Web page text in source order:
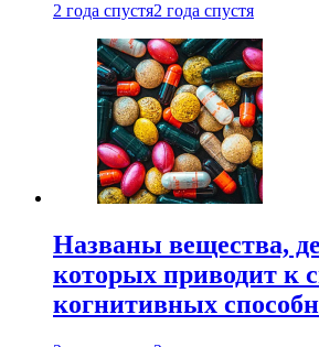
2 года спустя2 года спустя
Названы вещества,
которых приводит к
когнитивных